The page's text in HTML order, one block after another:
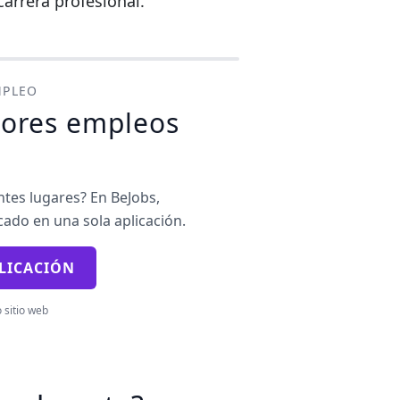
empleos
lugares? En BeJobs,
en una sola aplicación.
sitio web